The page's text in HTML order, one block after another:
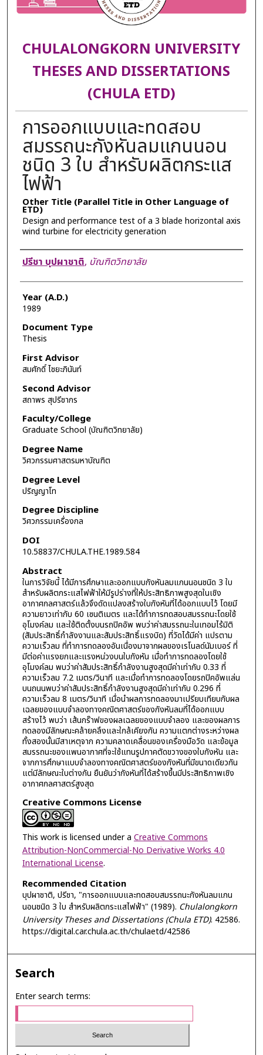
CHULALONGKORN UNIVERSITY
THESES AND DISSERTATIONS
(CHULA ETD)
การออกแบบและทดสอบ
สมรรถนะกังหันลมแกนนอน
ชนิด 3 ใบ สำหรับผลิตกระแส
ไฟฟ้า
Other Title (Parallel Title in Other Language of
ETD)
Design and performance test of a 3 blade horizontal axis
wind turbine for electricity generation
Author
ปรีชา บุปผาชาติ, บัณฑิตวิทยาลัย
Year (A.D.)
1989
Document Type
Thesis
First Advisor
สมศักดิ์ ไชยะภินันท์
Second Advisor
สถาพร สุปรีชากร
Faculty/College
Graduate School (บัณฑิตวิทยาลัย)
Degree Name
วิศวกรรมศาสตรมหาบัณฑิต
Degree Level
ปริญญาโท
Degree Discipline
วิศวกรรมเครื่องกล
DOI
10.58837/CHULA.THE.1989.584
Abstract
ในการวิจัยนี้ ได้มีการศึกษาและออกแบบกังหันลมแกนนอนชนิด 3 ใบ
สำหรับผลิตกระแสไฟฟ้าให้มีรูปร่างที่ให้ประสิทธิภาพสูงสุดในเชิง
อากาศกลศาสตร์แล้วจึงดัดแปลงสร้างใบกังหันที่ได้ออกแบบไว้ โดยมี
ความยาวเท่ากับ 60 เซนติเมตร และได้ทำการทดสอบสมรรถนะโดยใช้
อุโมงค์ลม และใช้ติดตั้งบนรถปิคอัพ พบว่าค่าสมรรถนะในเทอมไร้มิติ
(สัมประสิทธิ์กำลังงานและสัมประสิทธิ์แรงบิด) ที่วัดได้มีค่า แปรตาม
ความเร็วลม ที่ทำการทดลองอันเนื่องมาจากผลของเรโนลด์นัมเบอร์ ที่
มีต่อค่าแรงยกและแรงหน่วงบนใบกังหัน เมื่อทำการทดลองโดยใช้
อุโมงค์ลม พบว่าค่าสัมประสิทธิ์กำลังงานสูงสุดมีค่าเท่ากับ 0.33 ที่
ความเร็วลม 7.2 เมตร/วินาที และเมื่อทำการทดลองโดยรถปิคอัพแล่น
บนถนนพบว่าค่าสัมประสิทธิ์กำลังงานสูงสุดมีค่าเท่ากับ 0.296 ที่
ความเร็วลม 8 เมตร/วินาที เมื่อนำผลการทดลองมาเปรียบเทียบกับผล
เฉลยของแบบจำลองทางคณิตศาสตร์ของกังหันลมที่ได้ออกแบบ
สร้างไว้ พบว่า เส้นกร๊าฟของผลเฉลยของแบบจำลอง และของผลการ
ทดลองมีลักษณะคล้ายคลึงและใกล้เคียงกัน ความแตกต่างระหว่างผล
ทั้งสองนั้นมีสาเหตุจาก ความคลาดเคลื่อนของเครื่องมือวัด และข้อมูล
สมรรถนะของแพนอากาศที่จะใช้แทนรูปภาคตัดขวางของใบกังหัน และ
จากการศึกษาแบบจำลองทางคณิตศาสตร์ของกังหันที่มีขนาดเดียวกัน
แต่มีลักษณะใบต่างกัน ยืนยันว่ากังหันที่ได้สร้างขึ้นมีประสิทธิภาพเชิง
อากาศกลศาสตร์สูงสุด
Creative Commons License
This work is licensed under a Creative Commons
Attribution-NonCommercial-No Derivative Works 4.0
International License.
Recommended Citation
บุปผาชาติ, ปรีชา, "การออกแบบและทดสอบสมรรถนะกังหันลมแกน
นอนชนิด 3 ใบ สำหรับผลิตกระแสไฟฟ้า" (1989). Chulalongkorn
University Theses and Dissertations (Chula ETD). 42586.
https://digital.car.chula.ac.th/chulaetd/42586
Search
Enter search terms: